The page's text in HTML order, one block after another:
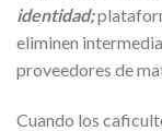
identidad;
eliminen
proveedores de
Cuando los